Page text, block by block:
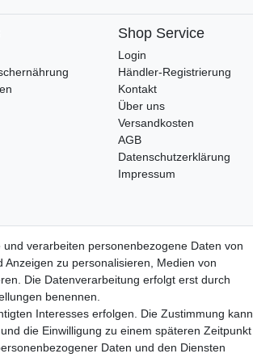
Shop Service
Login
Händler-Registrierung
Kontakt
Über uns
Versandkosten
AGB
Datenschutzerklärung
Impressum
Impressum Daten­schutz­erklärung
verarbeiten personenbezogene Daten von
zu personalisieren, Medien von
Die Datenverarbeitung erfolgt erst durch
benennen.
Interesses erfolgen. Die Zustimmung kann
die Einwilligung zu einem späteren Zeitpunkt
Daten und den Diensten